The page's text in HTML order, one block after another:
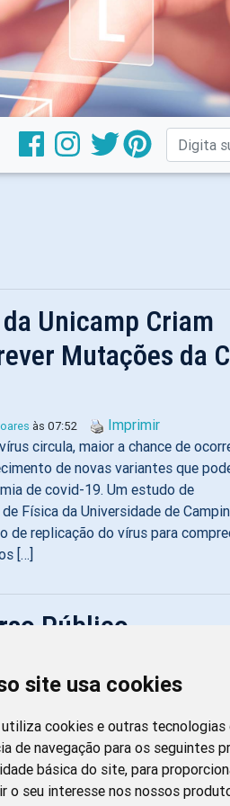
site usa cookies
cookies e outras tecnologias
de navegação para os seguintes
básica do site, para
o seu interesse nos nossos
Unicamp Criam
Mutações da
às 07:52
Imprimir
circula, maior a chance de
de novas variantes que
de covid-19. Um estudo de
Física da Universidade de
de replicação do vírus para
[…]
Público